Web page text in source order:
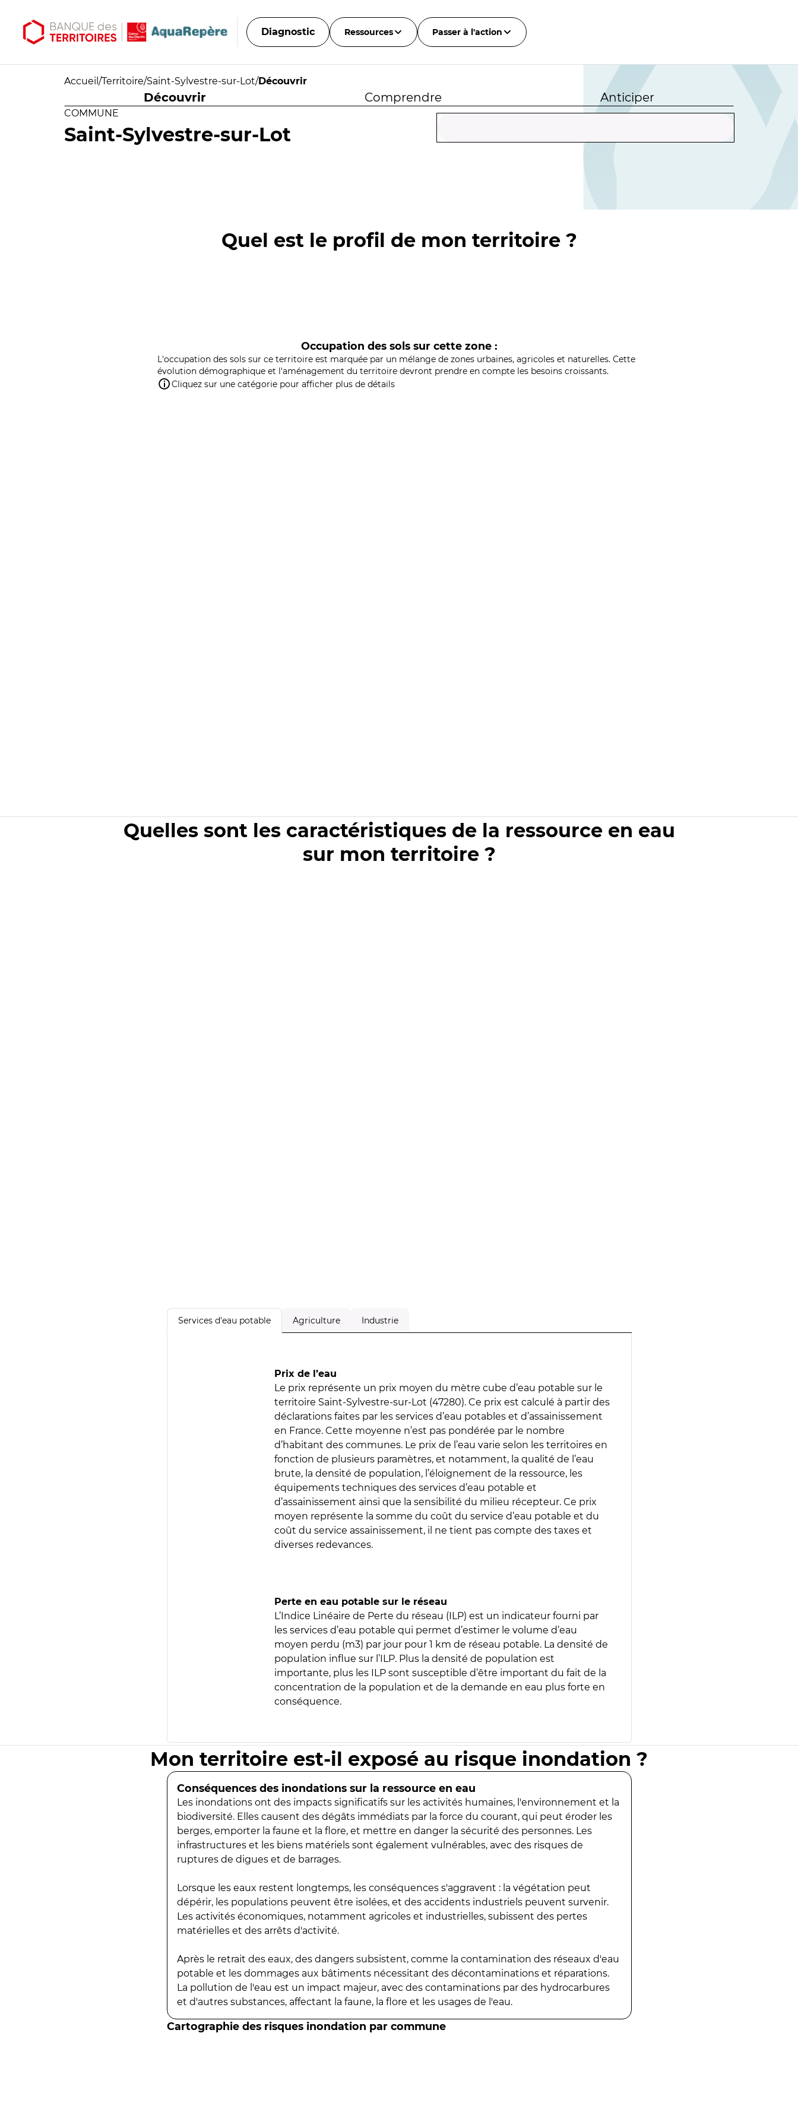
Diagnostic Ressources Passer à l'action
Accueil /Territoire/Saint-Sylvestre-sur-Lot/Découvrir
Découvrir Comprendre Anticiper
COMMUNE
Saint-Sylvestre-sur-Lot
Quel est le profil de mon territoire ?
Occupation des sols sur cette zone :
L'occupation des sols sur ce territoire est marquée par un mélange de zones urbaines, agricoles et naturelles. Cette
évolution démographique et l'aménagement du territoire devront prendre en compte les besoins croissants.
Cliquez sur une catégorie pour afficher plus de détails
Quelles sont les caractéristiques de la ressource en eau
sur mon territoire ?
Services d'eau potable Agriculture Industrie
Prix de l’eau
Le prix représente un prix moyen du mètre cube d’eau potable sur le
territoire Saint-Sylvestre-sur-Lot (47280). Ce prix est calculé à partir des
déclarations faites par les services d’eau potables et d’assainissement
en France. Cette moyenne n’est pas pondérée par le nombre
d’habitant des communes. Le prix de l’eau varie selon les territoires en
fonction de plusieurs paramètres, et notamment, la qualité de l’eau
brute, la densité de population, l’éloignement de la ressource, les
équipements techniques des services d’eau potable et
d’assainissement ainsi que la sensibilité du milieu récepteur. Ce prix
moyen représente la somme du coût du service d’eau potable et du
coût du service assainissement, il ne tient pas compte des taxes et
diverses redevances.
Perte en eau potable sur le réseau
L’Indice Linéaire de Perte du réseau (ILP) est un indicateur fourni par
les services d’eau potable qui permet d’estimer le volume d’eau
moyen perdu (m3) par jour pour 1 km de réseau potable. La densité de
population influe sur l’ILP. Plus la densité de population est
importante, plus les ILP sont susceptible d’être important du fait de la
concentration de la population et de la demande en eau plus forte en
conséquence.
Mon territoire est-il exposé au risque inondation ?
Conséquences des inondations sur la ressource en eau
Les inondations ont des impacts significatifs sur les activités humaines, l'environnement et la
biodiversité. Elles causent des dégâts immédiats par la force du courant, qui peut éroder les
berges, emporter la faune et la flore, et mettre en danger la sécurité des personnes. Les
infrastructures et les biens matériels sont également vulnérables, avec des risques de
ruptures de digues et de barrages.
Lorsque les eaux restent longtemps, les conséquences s'aggravent : la végétation peut
dépérir, les populations peuvent être isolées, et des accidents industriels peuvent survenir.
Les activités économiques, notamment agricoles et industrielles, subissent des pertes
matérielles et des arrêts d'activité.
Après le retrait des eaux, des dangers subsistent, comme la contamination des réseaux d'eau
potable et les dommages aux bâtiments nécessitant des décontaminations et réparations.
La pollution de l'eau est un impact majeur, avec des contaminations par des hydrocarbures
et d'autres substances, affectant la faune, la flore et les usages de l'eau.
Cartographie des risques inondation par commune